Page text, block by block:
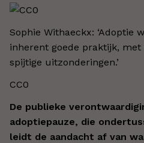
Sophie Withaeckx: ‘Adoptie
inherent goede praktijk,
spijtige uitzonderingen.’
CC0
De publieke
adoptiepauze, die
leidt de aandacht af van